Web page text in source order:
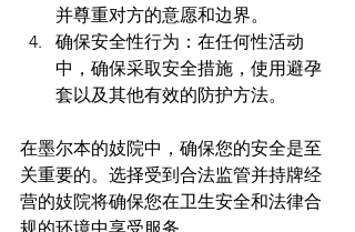
并尊重对方的意愿和边界。
确保安全性行为：在任何性活动
中，确保采取安全措施，使用避孕
套以及其他有效的防护方法。
在墨尔本的妓院中，确保您的安全是至
关重要的。选择受到合法监管并持牌经
营的妓院将确保您在卫生安全和法律合
规的环境中享受服务。